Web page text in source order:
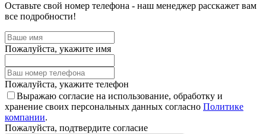
Оставьте свой номер телефона - наш менеджер расскажет вам
все подробности!
Пожалуйста, укажите имя
Пожалуйста, укажите телефон
Выражаю согласие на использование, обработку и
хранение своих персональных данных согласно Политике
компании.
Пожалуйста, подтвердите согласие